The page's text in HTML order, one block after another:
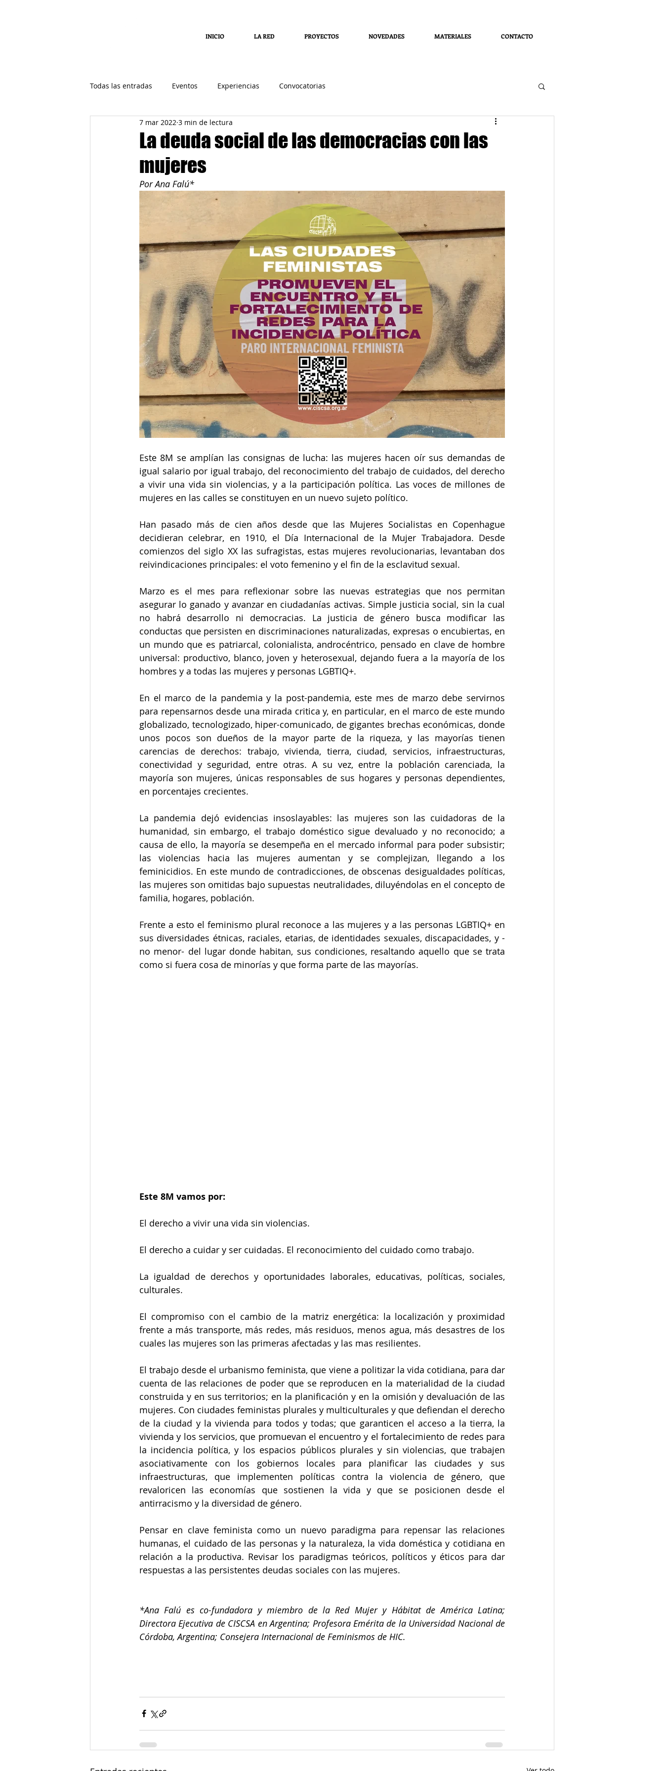
INICIO LA RED PROYECTOS NOVEDADES MATERIALES CONTACTO
Todas las entradas Eventos Experiencias Convocatorias
La deuda social de las democracias con las
mujeres
7 mar 2022 3 min de lectura
Por Ana Falú*
Este 8M se amplían las consignas de lucha: las mujeres hacen oír sus demandas de
igual salario por igual trabajo, del reconocimiento del trabajo de cuidados, del derecho
a vivir una vida sin violencias, y a la participación política. Las voces de millones de
mujeres en las calles se constituyen en un nuevo sujeto político.
Han pasado más de cien años desde que las Mujeres Socialistas en Copenhague
decidieran celebrar, en 1910, el Día Internacional de la Mujer Trabajadora. Desde
comienzos del siglo XX las sufragistas, estas mujeres revolucionarias, levantaban dos
reivindicaciones principales: el voto femenino y el fin de la esclavitud sexual.
Marzo es el mes para reflexionar sobre las nuevas estrategias que nos permitan
asegurar lo ganado y avanzar en ciudadanías activas. Simple justicia social, sin la cual
no habrá desarrollo ni democracias. La justicia de género busca modificar las
conductas que persisten en discriminaciones naturalizadas, expresas o encubiertas, en
un mundo que es patriarcal, colonialista, androcéntrico, pensado en clave de hombre
universal: productivo, blanco, joven y heterosexual, dejando fuera a la mayoría de los
hombres y a todas las mujeres y personas LGBTIQ+.
En el marco de la pandemia y la post-pandemia, este mes de marzo debe servirnos
para repensarnos desde una mirada critica y, en particular, en el marco de este mundo
globalizado, tecnologizado, hiper-comunicado, de gigantes brechas económicas, donde
unos pocos son dueños de la mayor parte de la riqueza, y las mayorías tienen
carencias de derechos: trabajo, vivienda, tierra, ciudad, servicios, infraestructuras,
conectividad y seguridad, entre otras. A su vez, entre la población carenciada, la
mayoría son mujeres, únicas responsables de sus hogares y personas dependientes,
en porcentajes crecientes.
La pandemia dejó evidencias insoslayables: las mujeres son las cuidadoras de la
humanidad, sin embargo, el trabajo doméstico sigue devaluado y no reconocido; a
causa de ello, la mayoría se desempeña en el mercado informal para poder subsistir;
las violencias hacia las mujeres aumentan y se complejizan, llegando a los
feminicidios. En este mundo de contradicciones, de obscenas desigualdades políticas,
las mujeres son omitidas bajo supuestas neutralidades, diluyéndolas en el concepto de
familia, hogares, población.
Frente a esto el feminismo plural reconoce a las mujeres y a las personas LGBTIQ+ en
sus diversidades étnicas, raciales, etarias, de identidades sexuales, discapacidades, y -
no menor- del lugar donde habitan, sus condiciones, resaltando aquello que se trata
como si fuera cosa de minorías y que forma parte de las mayorías.
Este 8M vamos por:
El derecho a vivir una vida sin violencias.
El derecho a cuidar y ser cuidadas. El reconocimiento del cuidado como trabajo.
La igualdad de derechos y oportunidades laborales, educativas, políticas, sociales,
culturales.
El compromiso con el cambio de la matriz energética: la localización y proximidad
frente a más transporte, más redes, más residuos, menos agua, más desastres de los
cuales las mujeres son las primeras afectadas y las mas resilientes.
El trabajo desde el urbanismo feminista, que viene a politizar la vida cotidiana, para dar
cuenta de las relaciones de poder que se reproducen en la materialidad de la ciudad
construida y en sus territorios; en la planificación y en la omisión y devaluación de las
mujeres. Con ciudades feministas plurales y multiculturales y que defiendan el derecho
de la ciudad y la vivienda para todos y todas; que garanticen el acceso a la tierra, la
vivienda y los servicios, que promuevan el encuentro y el fortalecimiento de redes para
la incidencia política, y los espacios públicos plurales y sin violencias, que trabajen
asociativamente con los gobiernos locales para planificar las ciudades y sus
infraestructuras, que implementen políticas contra la violencia de género, que
revaloricen las economías que sostienen la vida y que se posicionen desde el
antirracismo y la diversidad de género.
Pensar en clave feminista como un nuevo paradigma para repensar las relaciones
humanas, el cuidado de las personas y la naturaleza, la vida doméstica y cotidiana en
relación a la productiva. Revisar los paradigmas teóricos, políticos y éticos para dar
respuestas a las persistentes deudas sociales con las mujeres.
*Ana Falú es co-fundadora y miembro de la Red Mujer y Hábitat de América Latina;
Directora Ejecutiva de CISCSA en Argentina; Profesora Emérita de la Universidad Nacional de
Córdoba, Argentina; Consejera Internacional de Feminismos de HIC.